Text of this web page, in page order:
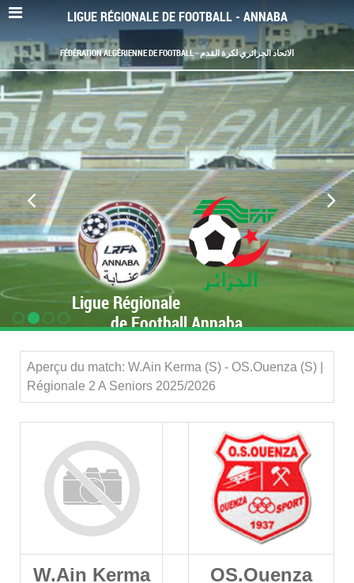
LIGUE RÉGIONALE DE FOOTBALL - ANNABA
FÉDÉRATION ALGÉRIENNE DE FOOTBALL - الاتحاد الجزائري لكرة القدم
Ligue Régionale
de Football Annaba
Aperçu du match: W.Ain Kerma (S) - OS.Ouenza (S) |
Régionale 2 A Seniors 2025/2026
W.Ain Kerma
OS.Ouenza